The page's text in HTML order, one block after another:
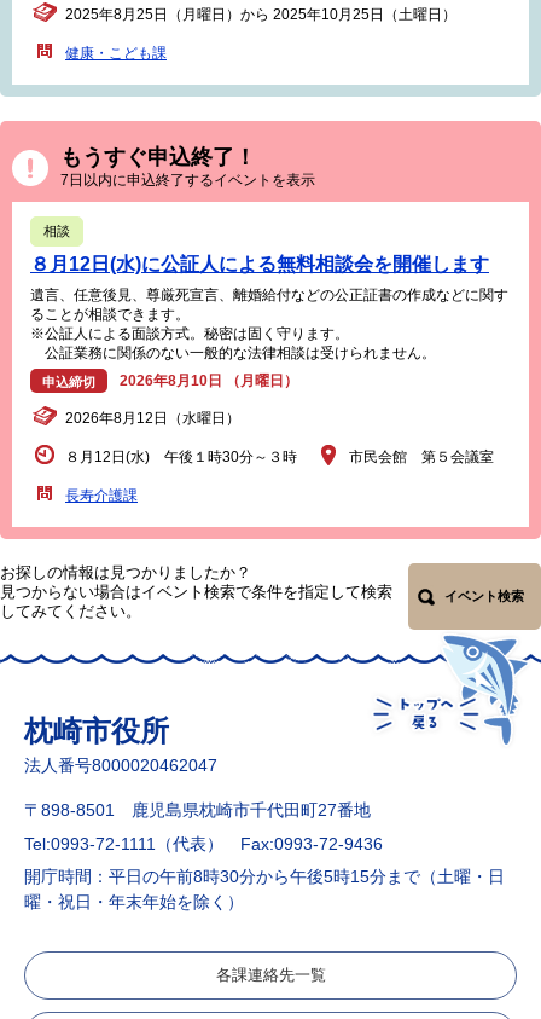
2025年8月25日（月曜日）から 2025年10月25日（土曜日）
健康・こども課
もうすぐ申込終了！
7日以内に申込終了するイベントを表示
相談
８月12日(水)に公証人による無料相談会を開催します
遺言、任意後見、尊厳死宣言、離婚給付などの公正証書の作成などに関す
ることが相談できます。
※公証人による面談方式。秘密は固く守ります。
公証業務に関係のない一般的な法律相談は受けられません。
申込締切 2026年8月10日 （月曜日）
2026年8月12日（水曜日）
８月12日(水) 午後１時30分～３時 市民会館 第５会議室
長寿介護課
お探しの情報は見つかりましたか？
見つからない場合はイベント検索で条件を指定して検索
してみてください。
イベント検索
枕崎市役所
法人番号8000020462047
〒898-8501 鹿児島県枕崎市千代田町27番地
Tel:0993-72-1111（代表）
Fax:0993-72-9436
開庁時間：平日の午前8時30分から午後5時15分まで（土曜・日
曜・祝日・年末年始を除く）
各課連絡先一覧